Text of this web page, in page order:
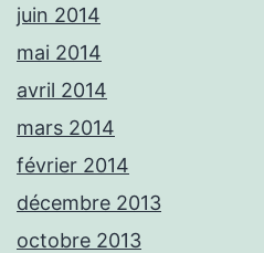
juin 2014
mai 2014
avril 2014
mars 2014
février 2014
décembre 2013
octobre 2013